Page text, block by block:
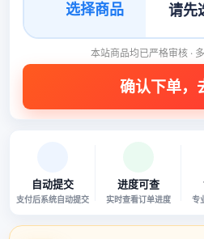
选择商品
本站商品均已严格审核 ·
自动提交
支付后系统自动提交
进度可查
实时查看订单进度 专